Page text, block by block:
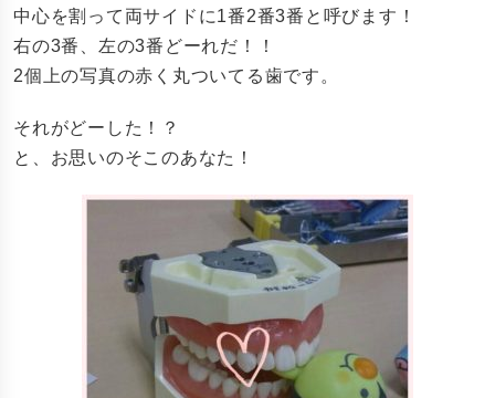
中心を割って両サイドに1番2番3番と呼びます！
右の3番、左の3番どーれだ！！
2個上の写真の赤く丸ついてる歯です。
それがどーした！？
と、お思いのそこのあなた！